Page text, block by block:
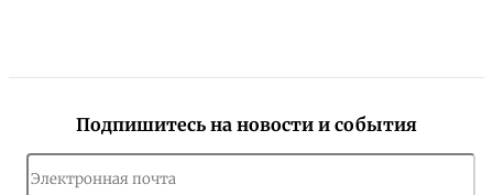
Подпишитесь на новости и события